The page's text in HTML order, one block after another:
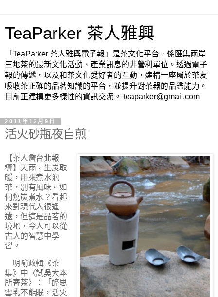
TeaParker 茶人雅興
「TeaParker 茶人雅興電子報」是茶文化平台，係匯集兩岸
三地茶的最新文化活動、產業訊息的非營利單位。透過電子
報的傳遞，以及和茶文化愛好者的互動，建構一座屬於茶友
吸收茶正確的品茗知識的平台，並提升對茶器的品鑑能力。
目前正建構更多樣性的資訊交流。 teaparker@gmail.com
2011年12月9日
活火砂瓶夜自煎
【茶人詹台北報
導】 天雨，生炭取
暖，用來煮水泡
茶，別有風味。如
何燒炭煮水？看起
來對現代人很遙
遠，但這是品茗的
境地，今人可以從
古人的智慧中學
習。
明喻政輯《茶
集》中〈試吳大本
所寄茶〉：「醉思
雪乳不能眠，活火